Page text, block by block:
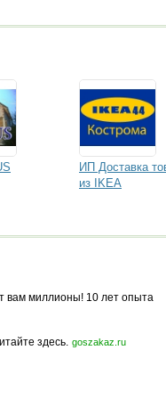
ИП Доставка
из IKEA
вам миллионы! 10 лет опыта
здесь. goszakaz.ru